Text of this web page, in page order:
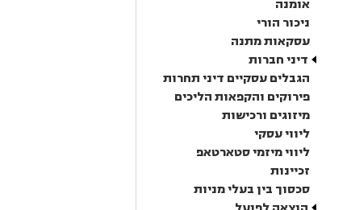
אומנה
ניכור הורי
עסקאות מתנה
דיני חברות
הגבלים עסקיים דיני תחרות
פירוקים והקפאות הליכים
מיזוגים ורכישות
ליווי עסקי
ליווי מיזמי סטארטאפ
זכיינות
סכסוך בין בעלי מניות